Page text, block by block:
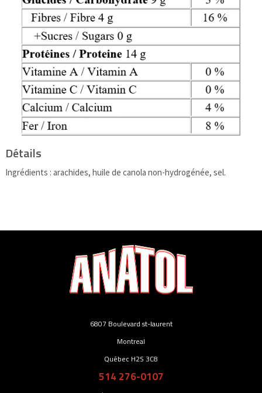
Détails
Ingrédients : arachides, huile de canola non-hydrogénée, sel.
6807 Boulevard st-laurent
Montreal
Québec H2S 3C8
514 276-0107